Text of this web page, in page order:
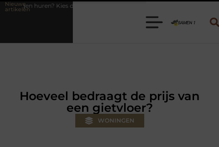
Nieuwe
artikelen
juiste aanhanger voor jouw klus
Hoeveel bedraagt de prijs van
een gietvloer?
WONINGEN